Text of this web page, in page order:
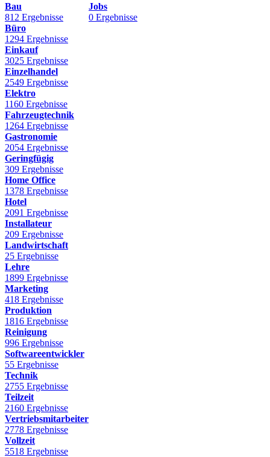
Bau
812 Ergebnisse
Büro
1294 Ergebnisse
Einkauf
3025 Ergebnisse
Einzelhandel
2549 Ergebnisse
Elektro
1160 Ergebnisse
Fahrzeugtechnik
1264 Ergebnisse
Gastronomie
2054 Ergebnisse
Geringfügig
309 Ergebnisse
Home Office
1378 Ergebnisse
Hotel
2091 Ergebnisse
Installateur
209 Ergebnisse
Landwirtschaft
25 Ergebnisse
Lehre
1899 Ergebnisse
Marketing
418 Ergebnisse
Produktion
1816 Ergebnisse
Reinigung
996 Ergebnisse
Softwareentwickler
55 Ergebnisse
Technik
2755 Ergebnisse
Teilzeit
2160 Ergebnisse
Vertriebsmitarbeiter
2778 Ergebnisse
Vollzeit
5518 Ergebnisse
Jobs
0 Ergebnisse